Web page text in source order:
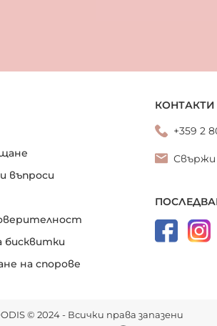
въпроси
бисквитки
на спорове
КОНТАКТИ
+359 2
Свържи
© 2024 - Всички права запазени